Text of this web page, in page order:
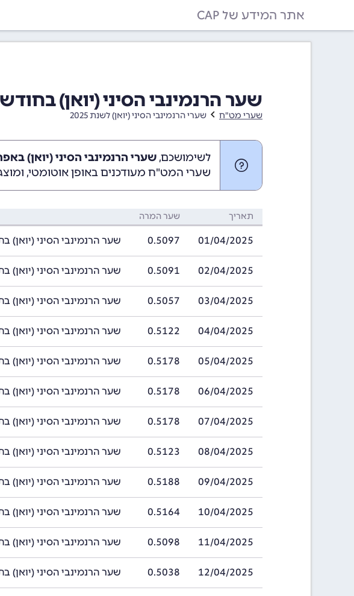
אתר המידע של CAP
שער הרנמינבי הסיני (יואן) בחודש אפריל
שערי מט"ח שערי הרנמינבי הסיני (יואן) לשנת 2025
לשימושכם, שערי הרנמינבי הסיני (יואן) באפריל 2025 (04/
שערי המט"ח מעודכנים באופן אוטומטי,
תאריך שער המרה
01/04/2025
0.5097 שער הרנמינבי הסיני (יואן) בתאריך 01/04/2025
02/04/2025
0.5091 שער הרנמינבי הסיני (יואן) בתאריך 02/04/2025
03/04/2025
0.5057 שער הרנמינבי הסיני (יואן) בתאריך 03/04/2025
04/04/2025
0.5122 שער הרנמינבי הסיני (יואן) בתאריך 04/04/2025
05/04/2025
0.5178 שער הרנמינבי הסיני (יואן) בתאריך 05/04/2025
06/04/2025
0.5178 שער הרנמינבי הסיני (יואן) בתאריך 06/04/2025
07/04/2025
0.5178 שער הרנמינבי הסיני (יואן) בתאריך 07/04/2025
08/04/2025
0.5123 שער הרנמינבי הסיני (יואן) בתאריך 08/04/2025
09/04/2025
0.5188 שער הרנמינבי הסיני (יואן) בתאריך 09/04/2025
10/04/2025
0.5164 שער הרנמינבי הסיני (יואן) בתאריך 10/04/2025
11/04/2025
0.5098 שער הרנמינבי הסיני (יואן) בתאריך 11/04/2025
12/04/2025
0.5038 שער הרנמינבי הסיני (יואן) בתאריך 12/04/2025